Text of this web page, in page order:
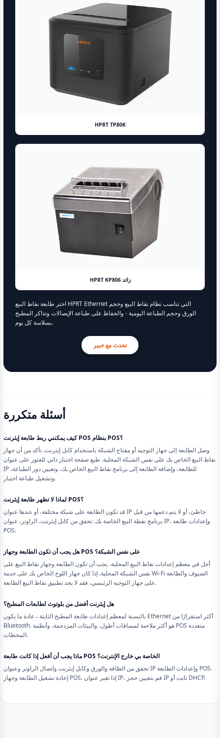
HPRT TP80K
HPRT KP806 زائد
اختر طابعة نقاط البيع HPRT Ethernet التي تناسب نظام نقاط البيع وحجم
الورق وحجم الطباعة اليومية - والحفاظ على طباعة الإيصالات وتذاكر المطبخ
بسلاسة كل يوم.
تحدث مع خبير
أسئلة متكررة
كيف يمكنني ربط طابعة إيثرنت POS بنظام POS؟
وصل الطابعة إلى جهاز التوجيه أو مفتاح الشبكة باستخدام كابل إيثرنت. تأكد من أن جهاز
نقاط البيع الخاص بك على نفس الشبكة المحلية. طبع صفحة اختبار ذاتي للعثور على عنوان
IP للطابعة، وإضافة الطابعة إلى برنامج نقاط البيع الخاص بك، وتعيين دور الطباعة،
وتشغيل طباعة اختبار.
لماذا لا تظهر طابعة إيثرنت POS؟
قد تكون الطابعة على شبكة مختلفة، أو عندها عنوان IP خاطئ، أو لا يتم دعمها من قبل
برنامج نقطة البيع الخاصة بك. تحقق من كابل إيثرنت، الراوتر، عنوان IP، وإعدادات طابعة
POS.
هل يجب أن تكون الطابعة وجهاز POS على نفس الشبكة؟
أجل في معظم إعدادات نقاط البيع المحلية، يجب أن تكون الطابعة وجهاز نقاط البيع على
نفس الشبكة المحلية. إذا كان جهاز اللوح الخاص بك على خدمة Wi-Fi الضيوف والطابعة
على جهاز التوجيه الرئيسي، فقد لا يجد تطبيق نقاط البيع الطابعة.
هل إيثرنت أفضل من بلوتوث لطابعات المطبخ؟
بالنسبة لمعظم إعدادات طابعة المطبخ الثابتة ، عادة ما يكون Ethernet أكثر استقرارًا من
Bluetooth. هو أكثر ملاءمة لمسافات أطول، والبيئات المزدحمة، وأنظمة POS متعددة
المحطات.
ماذا يجب أن أفعل إذا كانت طابعة POS الخاصة بي خارج الإنترنت؟
تحقق من الطاقة والورق وكابل إيثرنت واتصال الراوتر وعنوان IP وإعدادات الطابعة POS.
إعادة تشغيل الطابعة وجهاز POS. إذا تغير عنوان IP، قم بتعيين حجز IP ثابت أو DHCP.